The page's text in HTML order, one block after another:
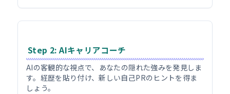
Step 2: AIキャリアコーチ
AIの客観的な視点で、あなたの隠れた強みを発見しま
す。経歴を貼り付け、新しい自己PRのヒントを得ま
しょう。